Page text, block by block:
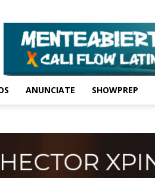
ANUNCIATE SHOWPREP